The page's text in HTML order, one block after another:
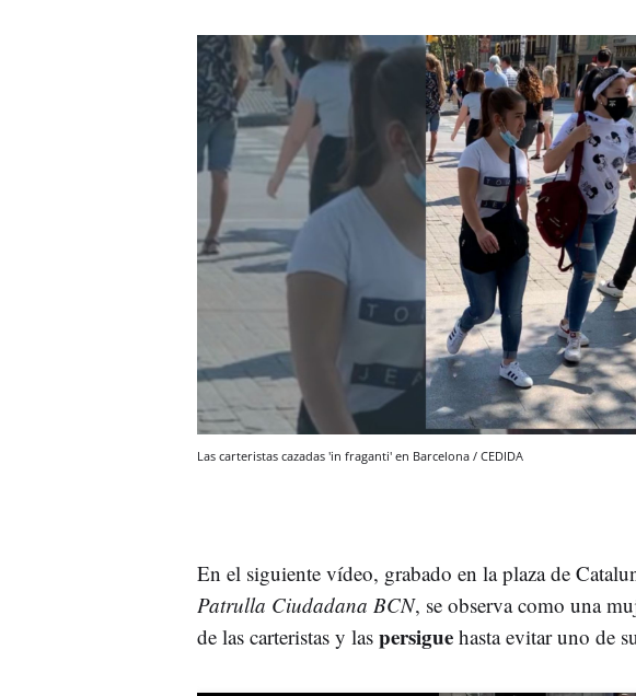
Las carteristas cazadas 'in fraganti' en Barcelona / CEDIDA
En el siguiente vídeo, grabado en la plaza de
Patrulla Ciudadana BCN, se observa como una
de las carteristas y las persigue hasta evitar uno de